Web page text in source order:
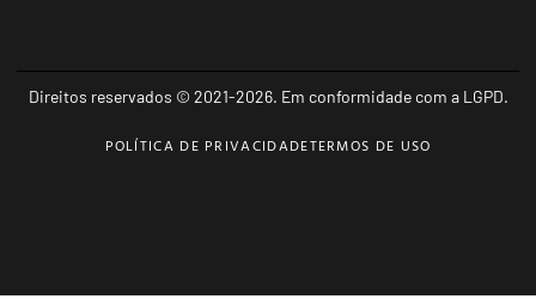
Direitos reservados © 2021-2026. Em conformidade com a LGPD.
POLÍTICA DE PRIVACIDADETERMOS DE USO